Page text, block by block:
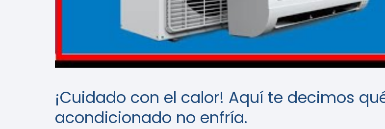
¡Cuidado con el calor! Aquí te decimos
acondicionado no enfría.